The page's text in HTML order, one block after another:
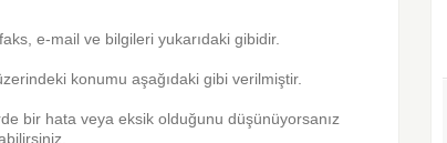
e-mail ve bilgileri yukarıdaki gibidir.
konumu aşağıdaki gibi verilmiştir.
bir hata veya eksik olduğunu düşünüyorsanız